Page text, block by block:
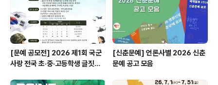
[문예 공모전] 2026 제1회 국군
사랑 전국 초·중·고등학생 글짓기
[신춘문예] 언론사별 2026 신춘
문예 공고 모음